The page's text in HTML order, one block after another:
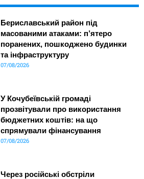
Бериславський район під
масованими атаками: п’ятеро
поранених, пошкоджено будинки
та інфраструктуру
07/08/2026
У Кочубеївській громаді
прозвітували про використання
бюджетних коштів: на що
спрямували фінансування
07/08/2026
Через російські обстріли